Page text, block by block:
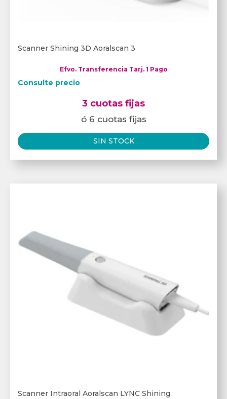
Scanner Shining 3D Aoralscan 3
Efvo. Transferencia Tarj. 1 Pago
Consulte precio
3 cuotas fijas
ó 6 cuotas fijas
SIN STOCK
Scanner Intraoral Aoralscan LYNC Shining